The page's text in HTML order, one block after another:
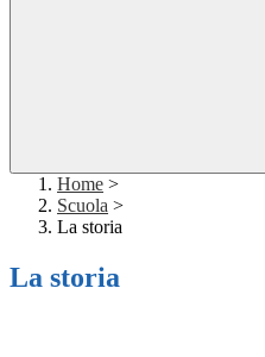
Home >
Scuola >
La storia
La storia